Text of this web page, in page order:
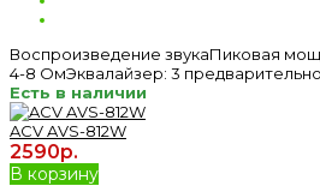
Воспроизведение звукаПиковая
4-8 ОмЭквалайзер: 3 предварительно
Есть в наличии
ACV AVS-812W
2590р.
В корзину